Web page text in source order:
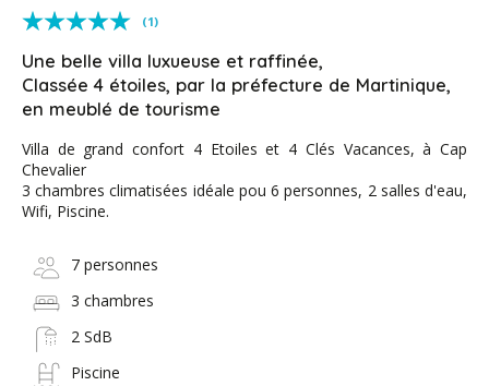
(1)
Une belle villa luxueuse et raffinée,
Classée 4 étoiles, par la préfecture de Martinique,
en meublé de tourisme
Villa de grand confort 4 Etoiles et 4 Clés Vacances, à Cap
Chevalier
3 chambres climatisées idéale pou 6 personnes, 2 salles d'eau,
Wifi, Piscine.
7 personnes
3 chambres
2 SdB
Piscine